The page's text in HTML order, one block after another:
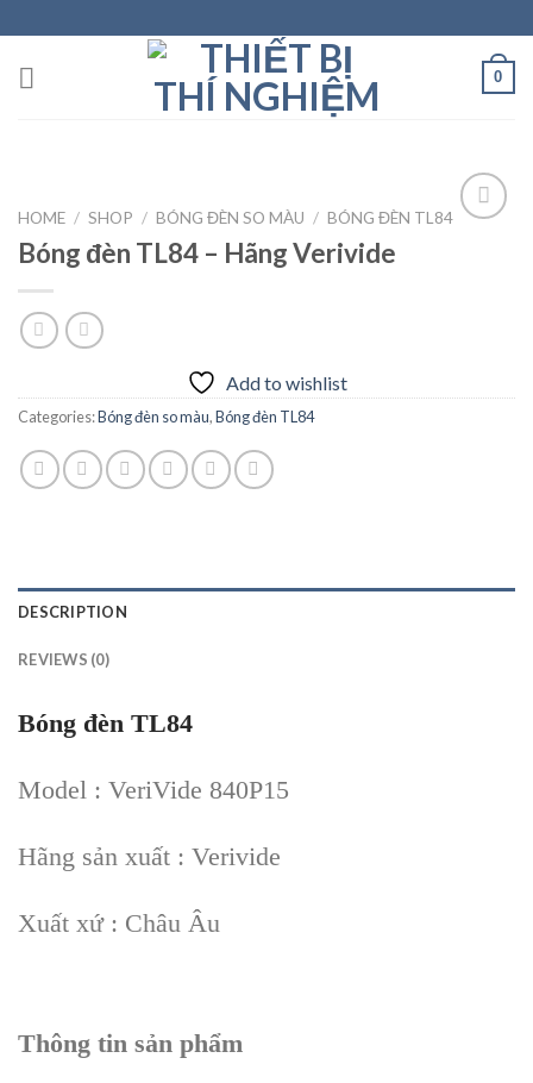
to
content
0
HOME / SHOP / BÓNG ĐÈN SO MÀU / BÓNG ĐÈN TL84
Bóng đèn TL84 – Hãng Verivide
Add to wishlist
Categories:Bóng đèn so màu,Bóng đèn TL84
DESCRIPTION
REVIEWS (0)
Bóng đèn TL84
Model : VeriVide 840P15
Hãng sản xuất : Verivide
Xuất xứ : Châu Âu
Thông tin sản phẩm